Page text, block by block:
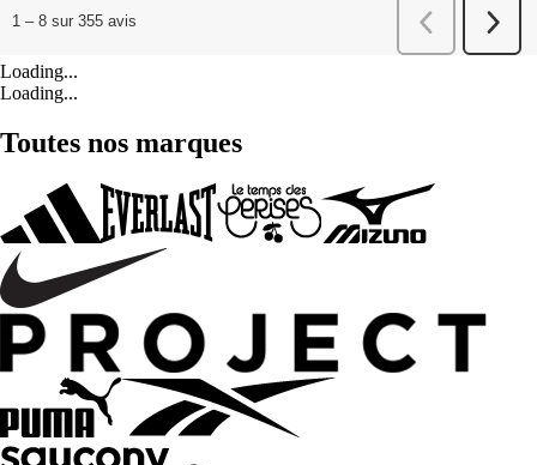
Loading...
Loading...
Toutes nos marques